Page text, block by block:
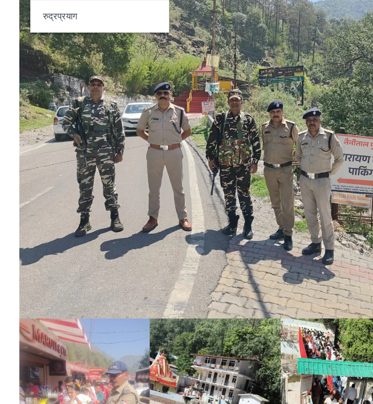
रुद्रप्रयाग